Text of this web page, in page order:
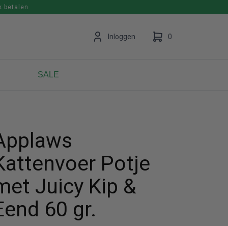
betalen
Inloggen 0
SALE
Potje
Juicy Kip &
60 gr.